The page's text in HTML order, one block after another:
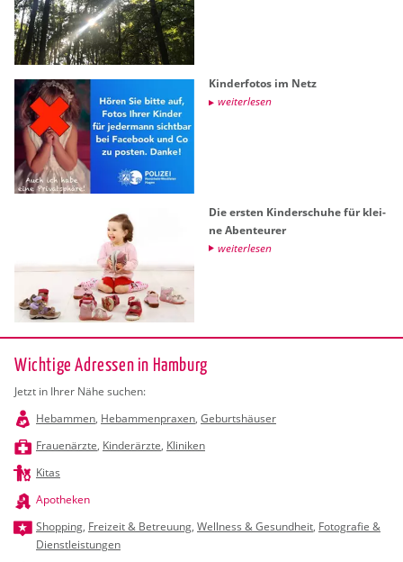
Kin­der­fo­tos im Netz
wei­ter­le­sen
Die ers­ten Kin­der­schu­he für klei­
ne Aben­teu­rer
wei­ter­le­sen
Wichtige Adressen in Hamburg
Jetzt in Ihrer Nähe suchen:
Hebammen, Hebammenpraxen, Geburtshäuser
Frauenärzte, Kinderärzte, Kliniken
Kitas
Apotheken
Shopping, Freizeit & Betreuung, Wellness & Gesundheit, Fotografie &
Dienstleistungen